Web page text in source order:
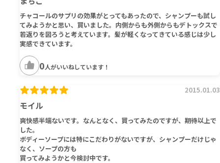
チャコールのサプリの効果がとってもあったので、シャンプーも試し
てみようかと思い、買いました。内側からも外側からもデトックスで
若返りを図ろうと考えています。髪が軽くなってきている感じは少し
実感できています。
0人がいいねしています！
モイル
2015.01.03
爽快感半端ないです。なんとなく、買ってみたのですが、期待以上で
した。
ボディーソープには特にこだわりがないですが、シャンプーだけじゃ
なく、ソープの方も
買ってみようかと今検討中です。